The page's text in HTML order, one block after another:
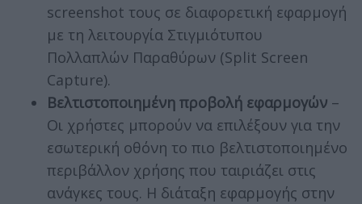
screenshot τους σε διαφορετική εφαρμογή
με τη λειτουργία Στιγμιότυπου
Πολλαπλών Παραθύρων (Split Screen
Capture).
Βελτιστοποιημένη προβολή εφαρμογών–
Οι χρήστες μπορούν να επιλέξουν για την
εσωτερική οθόνη το πιο βελτιστοποιημένο
περιβάλλον χρήσης που ταιριάζει στις
ανάγκες τους. H διάταξη εφαρμογής στην